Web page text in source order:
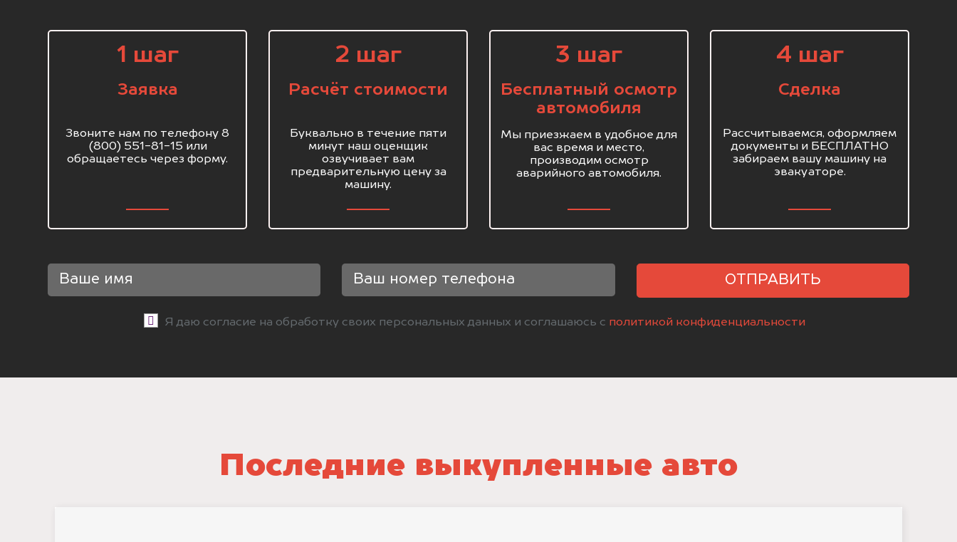
1 шаг
Заявка
Звоните нам по телефону 8
(800) 551-81-15 или
обращаетесь через форму.
2 шаг
Расчёт стоимости
Буквально в течение пяти
минут наш оценщик
озвучивает вам
предварительную цену за
машину.
3 шаг
Бесплатный осмотр
автомобиля
Мы приезжаем в удобное для
вас время и место,
производим осмотр
аварийного автомобиля.
4 шаг
Сделка
Рассчитываемся, оформляем
документы и БЕСПЛАТНО
забираем вашу машину на
эвакуаторе.
ОТПРАВИТЬ
Я даю согласие на обработку своих персональных данных и соглашаюсь с политикой конфиденциальности
Последние выкупленные авто